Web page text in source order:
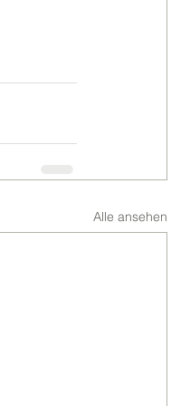
Alle ansehen